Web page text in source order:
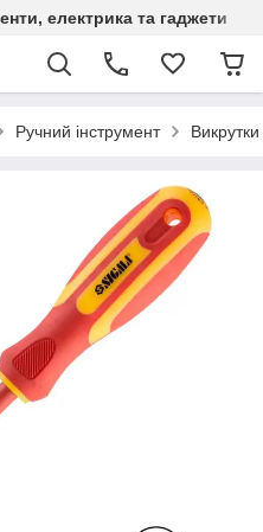
електрика та гаджети
Ручний інструмент Викрутки